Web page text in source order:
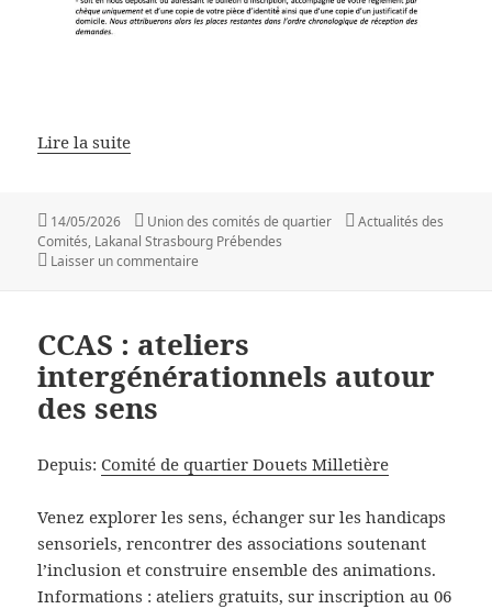
Lire la suite
Publié
le
14/05/2026 Auteur
Union des comités de quartier Catégories
Actualités des
Comités, Lakanal Strasbourg Prébendes
Laisser un commentaire
CCAS : ateliers
intergénérationnels autour
des sens
Depuis: Comité de quartier Douets Milletière
Venez explorer les sens, échanger sur les handicaps
sensoriels, rencontrer des associations soutenant
l’inclusion et construire ensemble des animations.
Informations : ateliers gratuits, sur inscription au 06